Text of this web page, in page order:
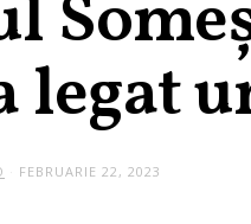
legat
FEBRUARIE 22, 2023